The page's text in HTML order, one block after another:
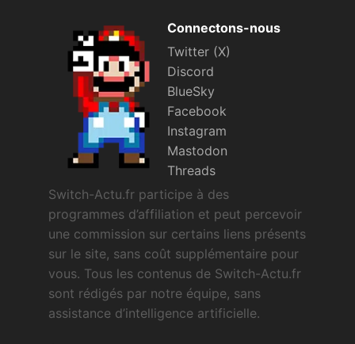
Connectons-nous
Twitter (X)
Discord
BlueSky
Facebook
Instagram
Mastodon
Threads
Switch-Actu.fr participe à des
programmes d’affiliation et peut percevoir
une commission sur certains liens présents
sur le site, sans coût supplémentaire pour
vous. Tous les contenus de Switch-Actu.fr
sont rédigés par notre équipe, sans
assistance d’intelligence artificielle.